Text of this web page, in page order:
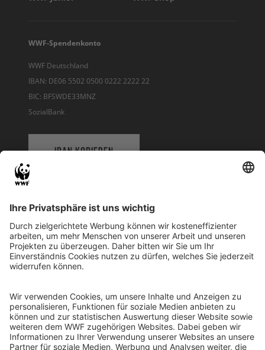
WWF-Spendenkonto
WWF Deutschland
IBAN: DE06 5502 0500 0222 2222 22
BIC: BFSWDE33MNZ
SozialBank
IBAN KOPIEREN
WWF Deutschland
Reinhardtstr. 18
10117 Berlin
Ihre Spende kann steuerlich geltend gemacht werden
Registriert als Stiftung WWF Deutschland, Senatsverwaltung für
Justiz Berlin, Az: 3416/976/2